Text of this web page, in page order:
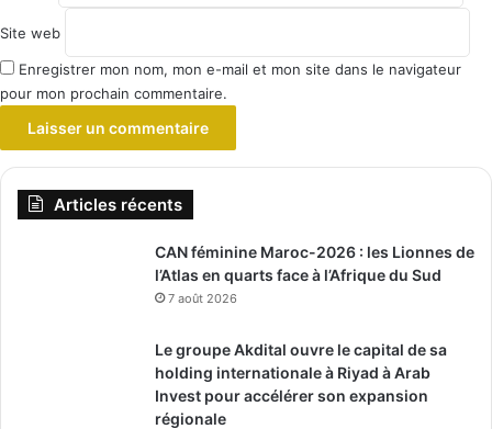
Site web
Enregistrer mon nom, mon e-mail et mon site dans le navigateur
pour mon prochain commentaire.
Articles récents
CAN féminine Maroc-2026 : les Lionnes de
l’Atlas en quarts face à l’Afrique du Sud
7 août 2026
Le groupe Akdital ouvre le capital de sa
holding internationale à Riyad à Arab
Invest pour accélérer son expansion
régionale